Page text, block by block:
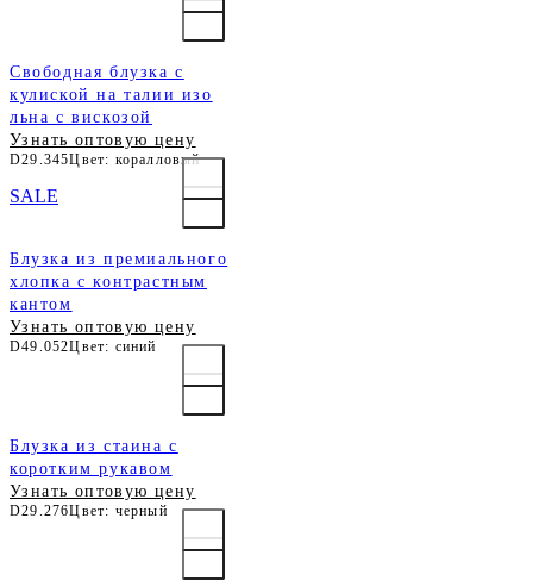
Свободная блузка с
кулиской на талии изо
льна с вискозой
Узнать оптовую цену
D29.345Цвет: коралловый
Блузка из премиального
хлопка с контрастным
кантом
Узнать оптовую цену
D49.052Цвет: синий
SALE
Блузка из стаина с
коротким рукавом
Узнать оптовую цену
D29.276Цвет: черный